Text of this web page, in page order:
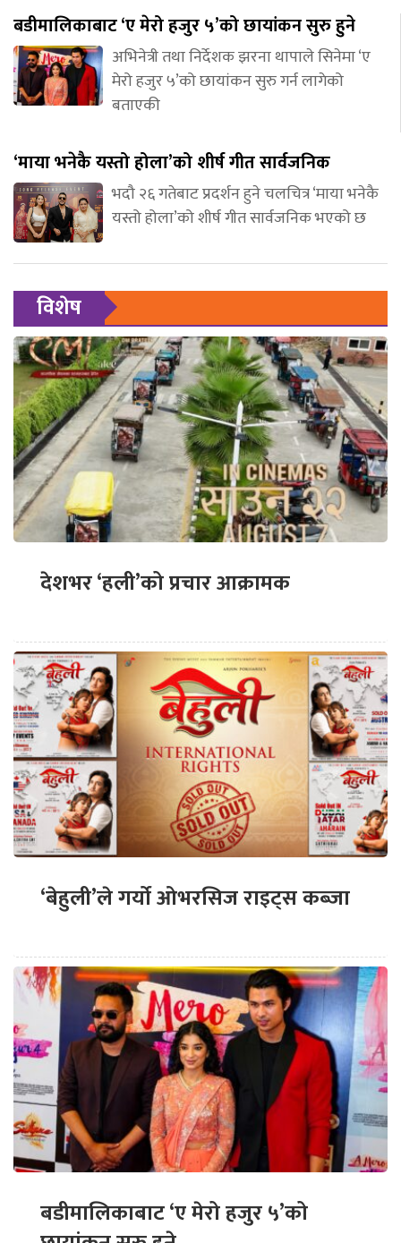
बडीमालिकाबाट ‘ए मेरो हजुर ५’को छायांकन सुरु हुने
अभिनेत्री तथा निर्देशक झरना थापाले सिनेमा ‘ए
मेरो हजुर ५’को छायांकन सुरु गर्न लागेको
बताएकी
‘माया भनेकै यस्तो होला’को शीर्ष गीत सार्वजनिक
भदौ २६ गतेबाट प्रदर्शन हुने चलचित्र ‘माया भनेकै
यस्तो होला’को शीर्ष गीत सार्वजनिक भएको छ
विशेष
देशभर ‘हली’को प्रचार आक्रामक
‘बेहुली’ले गर्यो ओभरसिज राइट्स कब्जा
बडीमालिकाबाट ‘ए मेरो हजुर ५’को